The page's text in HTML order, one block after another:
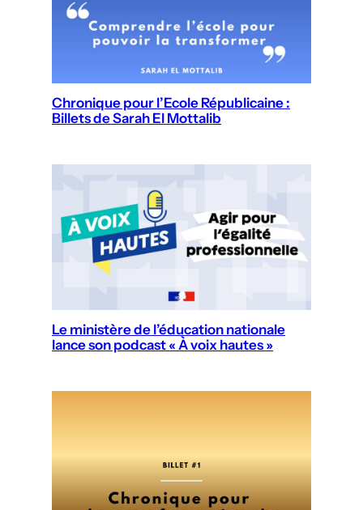
Chronique pour l’Ecole Républicaine :
Billets de Sarah El Mottalib
Le ministère de l’éducation nationale
lance son podcast « À voix hautes »